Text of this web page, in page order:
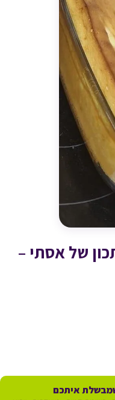
של אסתי –
איתכם